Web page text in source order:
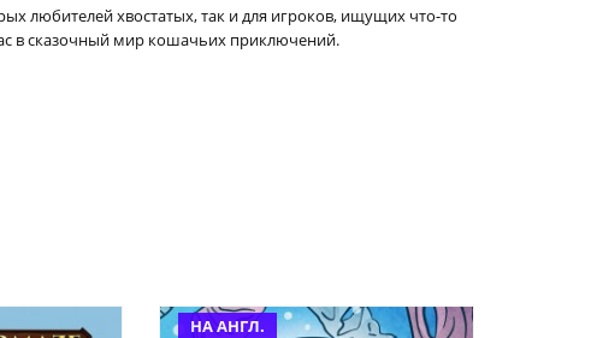
любителей хвостатых, так и для игроков, ищущих что-то
в сказочный мир кошачьих приключений.
НА АНГЛ.